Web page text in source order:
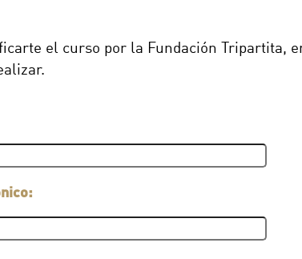
el curso por la Fundación Tripartita,